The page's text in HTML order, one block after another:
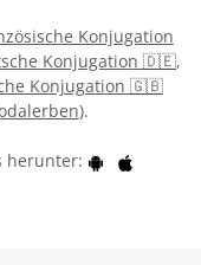
Konjugation
Konjugation 🇩🇪,
Konjugation 🇬🇧
).
herunter: